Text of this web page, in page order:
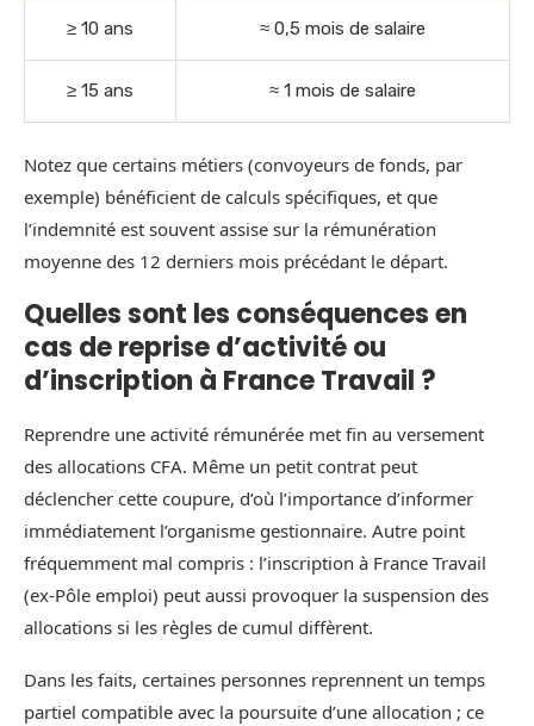
≥ 10 ans ≈ 0,5 mois de salaire
≥ 15 ans ≈ 1 mois de salaire
Notez que certains métiers (convoyeurs de fonds, par
exemple) bénéficient de calculs spécifiques, et que
l’indemnité est souvent assise sur la rémunération
moyenne des 12 derniers mois précédant le départ.
Quelles sont les conséquences en
cas de reprise d’activité ou
d’inscription à France Travail ?
Reprendre une activité rémunérée met fin au versement
des allocations CFA. Même un petit contrat peut
déclencher cette coupure, d’où l’importance d’informer
immédiatement l’organisme gestionnaire. Autre point
fréquemment mal compris : l’inscription à France Travail
(ex-Pôle emploi) peut aussi provoquer la suspension des
allocations si les règles de cumul diffèrent.
Dans les faits, certaines personnes reprennent un temps
partiel compatible avec la poursuite d’une allocation ; ce